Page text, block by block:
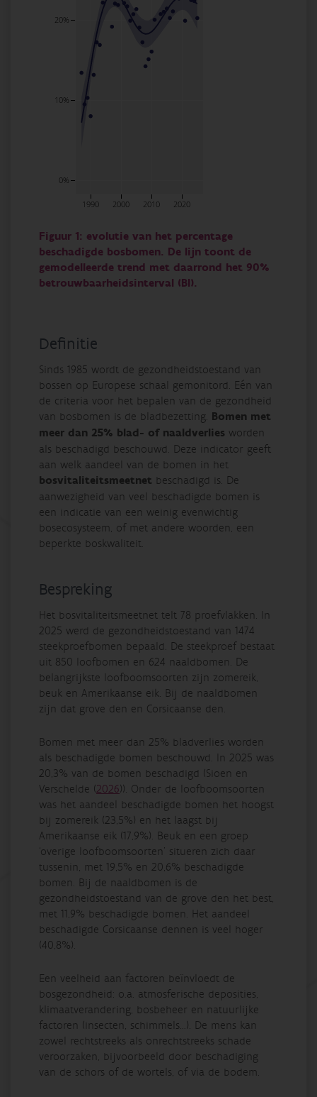
1990 2000 2010 2020
0%
10%
20%
Figuur 1: evolutie van het percentage
beschadigde bosbomen. De lijn toont de
gemodelleerde trend met daarrond het 90%
betrouwbaarheidsinterval (BI).
Definitie
Sinds 1985 wordt de gezondheidstoestand van
bossen op Europese schaal gemonitord. Eén van
de criteria voor het bepalen van de gezondheid
van bosbomen is de bladbezetting. Bomen met
meer dan 25% blad- of naaldverlies worden
als beschadigd beschouwd. Deze indicator geeft
aan welk aandeel van de bomen in het
bosvitaliteitsmeetnet beschadigd is. De
aanwezigheid van veel beschadigde bomen is
een indicatie van een weinig evenwichtig
bosecosysteem, of met andere woorden, een
beperkte boskwaliteit.
Bespreking
Het bosvitaliteitsmeetnet telt 78 proefvlakken. In
2025 werd de gezondheidstoestand van 1474
steekproefbomen bepaald. De steekproef bestaat
uit 850 loofbomen en 624 naaldbomen. De
belangrijkste loofboomsoorten zijn zomereik,
beuk en Amerikaanse eik. Bij de naaldbomen
zijn dat grove den en Corsicaanse den.
Bomen met meer dan 25% bladverlies worden
als beschadigde bomen beschouwd. In 2025 was
20,3% van de bomen beschadigd (Sioen en
Verschelde (2026)). Onder de loofboomsoorten
was het aandeel beschadigde bomen het hoogst
bij zomereik (23,5%) en het laagst bij
Amerikaanse eik (17,9%). Beuk en een groep
‘overige loofboomsoorten’ situeren zich daar
tussenin, met 19,5% en 20,6% beschadigde
bomen. Bij de naaldbomen is de
gezondheidstoestand van de grove den het best,
met 11,9% beschadigde bomen. Het aandeel
beschadigde Corsicaanse dennen is veel hoger
(40,8%).
Een veelheid aan factoren beïnvloedt de
bosgezondheid: o.a. atmosferische deposities,
klimaatverandering, bosbeheer en natuurlijke
factoren (insecten, schimmels…). De mens kan
zowel rechtstreeks als onrechtstreeks schade
veroorzaken, bijvoorbeeld door beschadiging
van de schors of de wortels, of via de bodem.